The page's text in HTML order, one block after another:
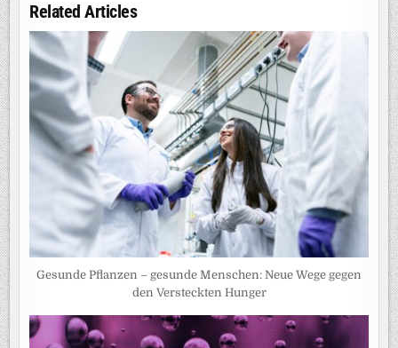
Related Articles
Gesunde Pflanzen – gesunde Menschen: Neue Wege gegen
den Versteckten Hunger